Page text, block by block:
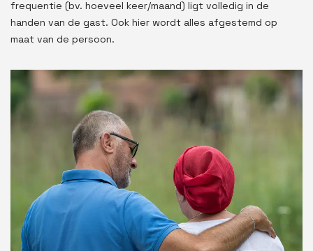
frequentie (bv. hoeveel keer/maand) ligt volledig in de
handen van de gast. Ook hier wordt alles afgestemd op
maat van de persoon.